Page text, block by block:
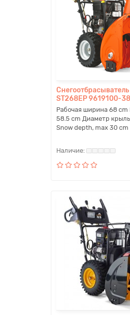
ST268EP 9619100-38
Рабочая ширина 68 cm
58.5 cm Диаметр
Snow depth, max 30